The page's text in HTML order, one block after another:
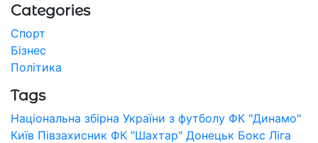
Categories
Спорт
Бізнес
Політика
Tags
Національна збірна України з футболу ФК "Динамо"
Київ Півзахисник ФК "Шахтар" Донецьк Бокс Ліга